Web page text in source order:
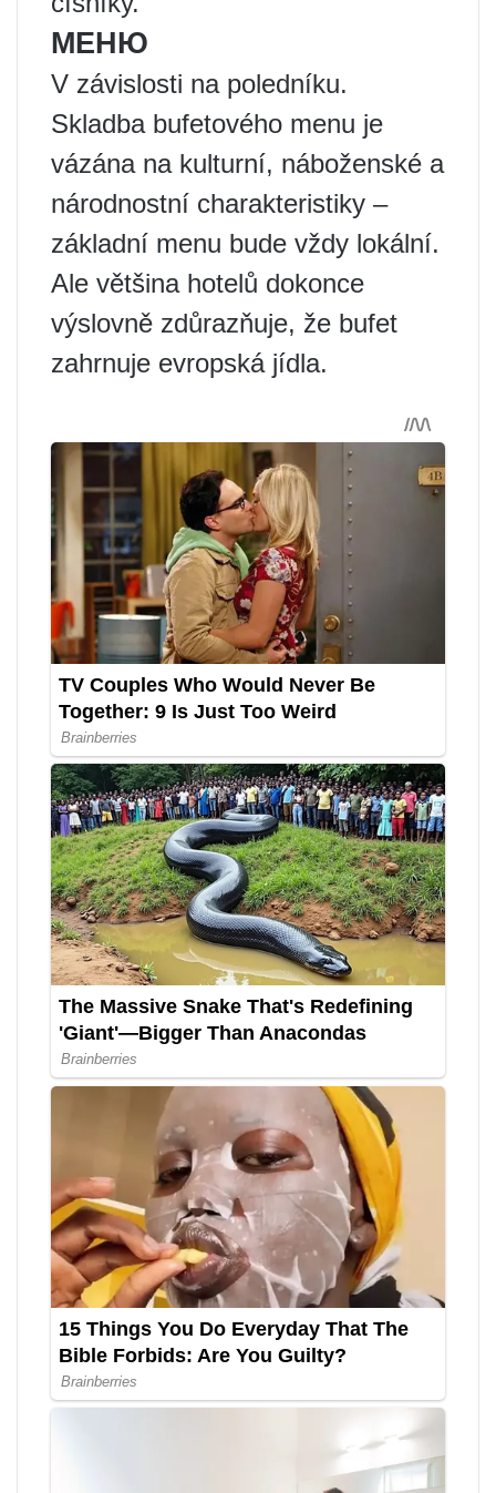
МЕНЮ
V závislosti na poledníku.
Skladba bufetového menu je
vázána na kulturní, náboženské a
národnostní charakteristiky –
základní menu bude vždy lokální.
Ale většina hotelů dokonce
výslovně zdůrazňuje, že bufet
zahrnuje evropská jídla.